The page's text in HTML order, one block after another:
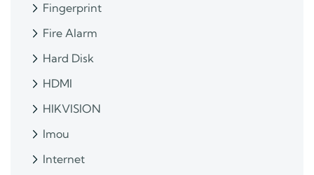
Fingerprint
Fire Alarm
Hard Disk
HDMI
HIKVISION
Imou
Internet